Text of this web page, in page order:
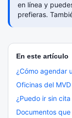
en línea y
prefieras.
En este artículo
¿Cómo agendar
Oficinas del
¿Puedo ir sin cita
Documentos